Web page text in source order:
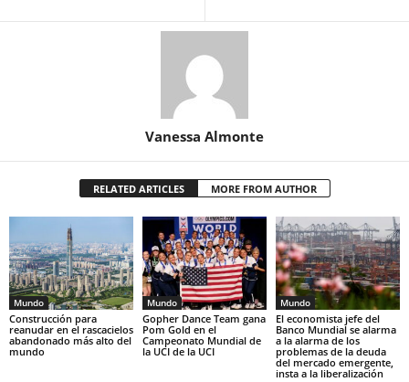
Vanessa Almonte
RELATED ARTICLES MORE FROM AUTHOR
Mundo
Construcción para
reanudar en el rascacielos
abandonado más alto del
mundo
Mundo
Gopher Dance Team gana
Pom Gold en el
Campeonato Mundial de
la UCI de la UCI
Mundo
El economista jefe del
Banco Mundial se alarma
a la alarma de los
problemas de la deuda
del mercado emergente,
insta a la liberalización